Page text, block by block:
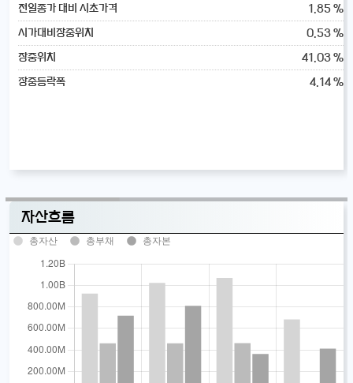
전일종가 대비 시초가격 1.85 %
시가대비장중위치 0.53 %
장중위치 41.03 %
장중등락폭 4.14 %
자산흐름
총자산 총부채 총자본